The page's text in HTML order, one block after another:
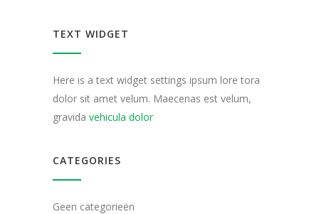
TEXT WIDGET
Here is a text widget settings ipsum lore tora
dolor sit amet velum. Maecenas est velum,
gravida vehicula dolor
CATEGORIES
Geen categorieën